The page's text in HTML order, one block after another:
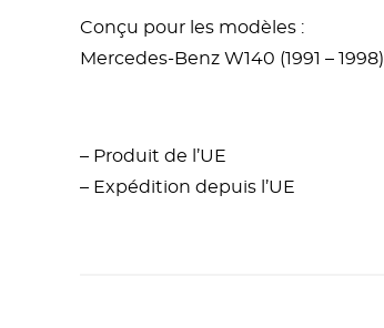
Conçu pour les modèles :
Mercedes-Benz W140 (1991 – 1998)
– Produit de l’UE
– Expédition depuis l’UE